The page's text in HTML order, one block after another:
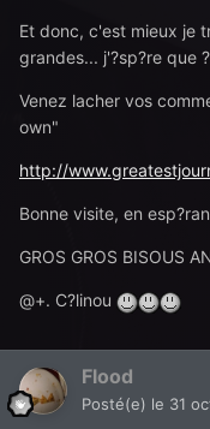
Et donc, c'est mieux je
grandes... j'?sp?re que
Venez lacher vos
own"
http://
Bonne visite, en
GROS GROS BISOUS
@+. C?linou
Flood
Posté(e) le 31